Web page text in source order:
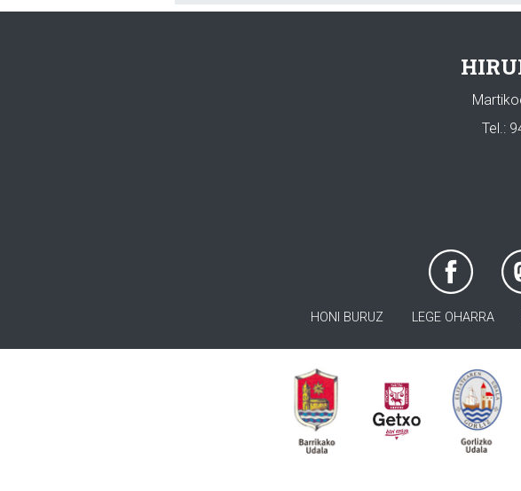
Tel.:
HONI BURUZ LEGE OHARRA